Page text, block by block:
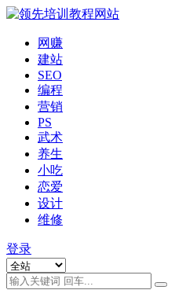
网赚
建站
SEO
编程
营销
PS
武术
养生
小吃
恋爱
设计
维修
登录